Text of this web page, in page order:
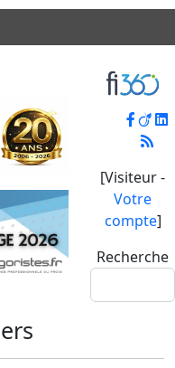
[Visiteur -
Votre
compte]
Recherche